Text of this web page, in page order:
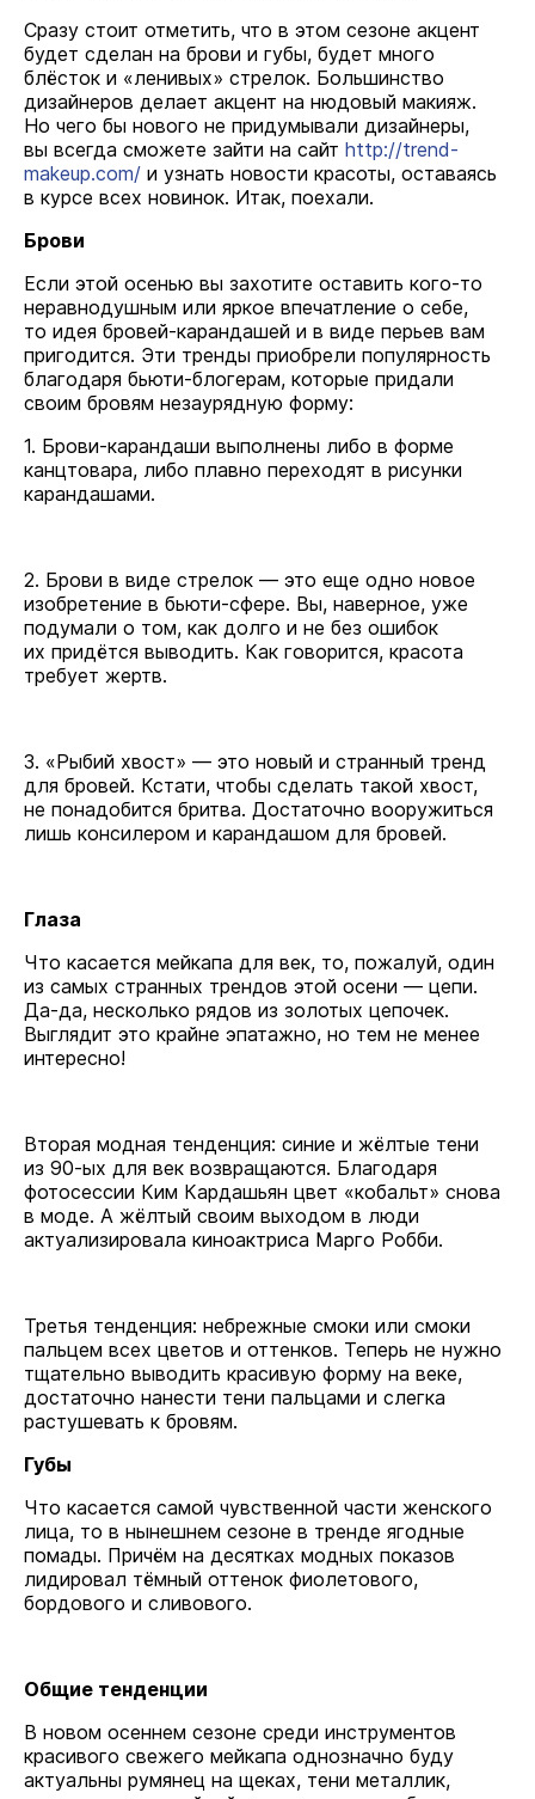
Сразу стоит отметить, что в этом сезоне акцент
будет сделан на брови и губы, будет много
блёсток и «ленивых» стрелок. Большинство
дизайнеров делает акцент на нюдовый макияж.
Но чего бы нового не придумывали дизайнеры,
вы всегда сможете зайти на сайт http://trend-
makeup.com/ и узнать новости красоты, оставаясь
в курсе всех новинок. Итак, поехали.
Брови
Если этой осенью вы захотите оставить кого-то
неравнодушным или яркое впечатление о себе,
то идея бровей-карандашей и в виде перьев вам
пригодится. Эти тренды приобрели популярность
благодаря бьюти-блогерам, которые придали
своим бровям незаурядную форму:
1. Брови-карандаши выполнены либо в форме
канцтовара, либо плавно переходят в рисунки
карандашами.
2. Брови в виде стрелок — это еще одно новое
изобретение в бьюти-сфере. Вы, наверное, уже
подумали о том, как долго и не без ошибок
их придётся выводить. Как говорится, красота
требует жертв.
3. «Рыбий хвост» — это новый и странный тренд
для бровей. Кстати, чтобы сделать такой хвост,
не понадобится бритва. Достаточно вооружиться
лишь консилером и карандашом для бровей.
Глаза
Что касается мейкапа для век, то, пожалуй, один
из самых странных трендов этой осени — цепи.
Да-да, несколько рядов из золотых цепочек.
Выглядит это крайне эпатажно, но тем не менее
интересно!
Вторая модная тенденция: синие и жёлтые тени
из 90-ых для век возвращаются. Благодаря
фотосессии Ким Кардашьян цвет «кобальт» снова
в моде. А жёлтый своим выходом в люди
актуализировала киноактриса Марго Робби.
Третья тенденция: небрежные смоки или смоки
пальцем всех цветов и оттенков. Теперь не нужно
тщательно выводить красивую форму на веке,
достаточно нанести тени пальцами и слегка
растушевать к бровям.
Губы
Что касается самой чувственной части женского
лица, то в нынешнем сезоне в тренде ягодные
помады. Причём на десятках модных показов
лидировал тёмный оттенок фиолетового,
бордового и сливового.
Общие тенденции
В новом осеннем сезоне среди инструментов
красивого свежего мейкапа однозначно буду
актуальны румянец на щеках, тени металлик,